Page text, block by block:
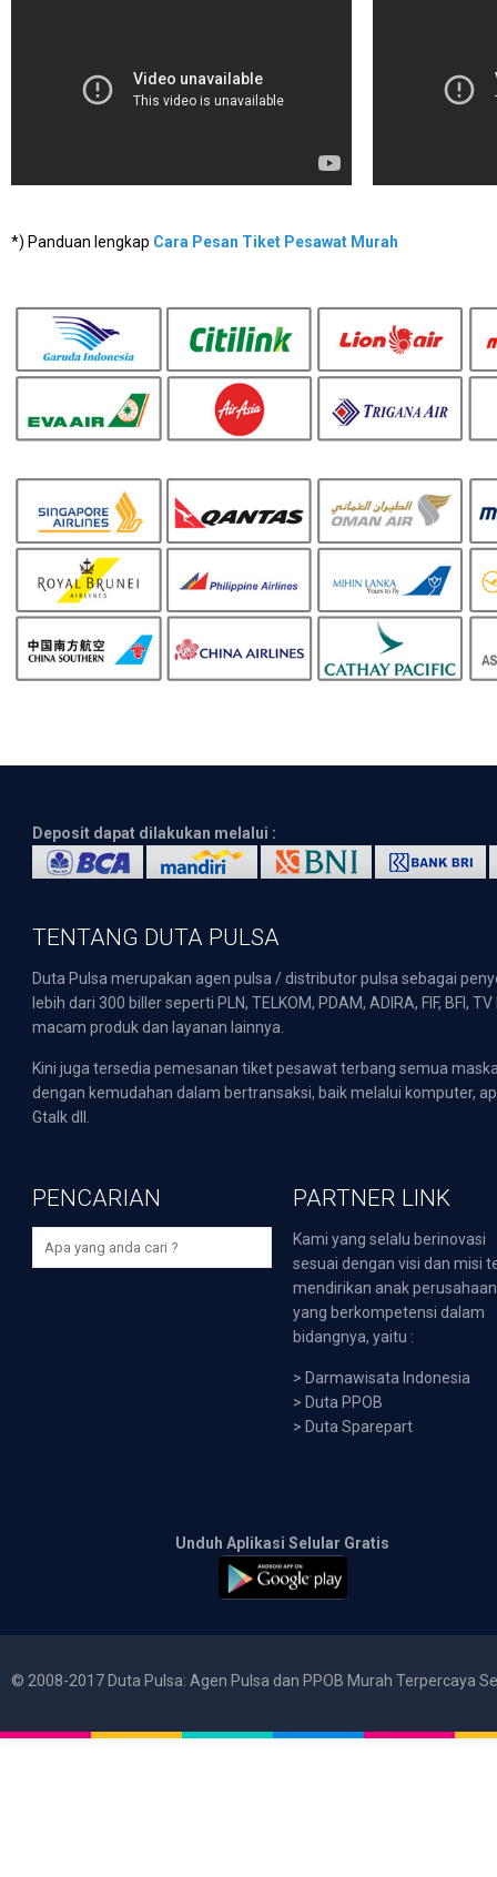
*) Panduan lengkap Cara Pesan Tiket Pesawat Murah
Deposit dapat dilakukan melalui :
TENTANG DUTA PULSA
Duta Pulsa merupakan agen pulsa / distributor pulsa sebagai
lebih dari 300 biller seperti PLN, TELKOM, PDAM, ADIRA, FIF,
macam produk dan layanan lainnya.
Kini juga tersedia pemesanan tiket pesawat terbang semua
dengan kemudahan dalam bertransaksi, baik melalui komputer,
Gtalk dll.
PENCARIAN PARTNER LINK
Kami yang selalu berinovasi
sesuai dengan visi dan misi
mendirikan anak perusahaan
yang berkompetensi dalam
bidangnya, yaitu :
> Darmawisata Indonesia
> Duta PPOB
> Duta Sparepart
Unduh Aplikasi Selular Gratis
© 2008-2017 Duta Pulsa: Agen Pulsa dan PPOB Murah Terpercaya